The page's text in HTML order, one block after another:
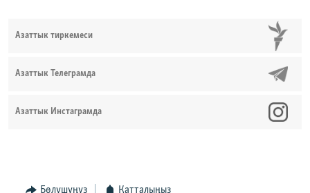
Азаттык тиркемеси
Азаттык Телеграмда
Азаттык Инстаграмда
Бөлүшүңүз Катталыңыз